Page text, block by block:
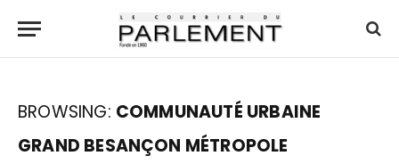
BROWSING: COMMUNAUTÉ URBAINE
GRAND BESANÇON MÉTROPOLE